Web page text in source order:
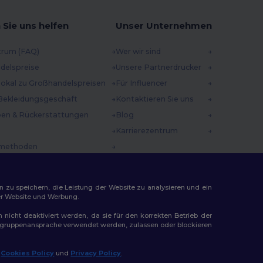
Sie uns helfen
(FAQ)
zu Großhandelspreisen
& Rückerstattungen
Unser Unternehmen
Wer wir sind
Unsere Partnerdrucker
Für Influencer
Kontaktieren Sie uns
Blog
Karrierezentrum
zu speichern, die Leistung der Website zu analysieren und ein
Website und Werbung.
nicht deaktiviert werden, da sie für den korrekten Betrieb der
verwendet werden, zulassen oder blockieren
Cookies Policy und Privacy Policy.